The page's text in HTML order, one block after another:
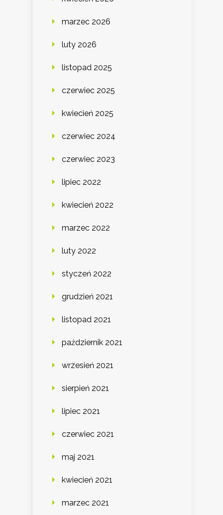
marzec 2026
luty 2026
listopad 2025
czerwiec 2025
kwiecień 2025
czerwiec 2024
czerwiec 2023
lipiec 2022
kwiecień 2022
marzec 2022
luty 2022
styczeń 2022
grudzień 2021
listopad 2021
październik 2021
wrzesień 2021
sierpień 2021
lipiec 2021
czerwiec 2021
maj 2021
kwiecień 2021
marzec 2021